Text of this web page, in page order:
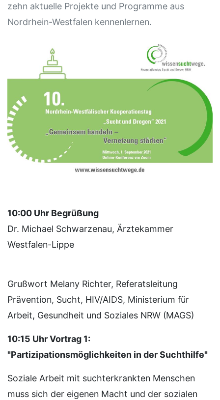
zehn aktuelle Projekte und Programme aus
Nordrhein-Westfalen kennenlernen.
10:00 Uhr Begrüßung
Dr. Michael Schwarzenau, Ärztekammer
Westfalen-Lippe
Grußwort Melany Richter, Referatsleitung
Prävention, Sucht, HIV/AIDS, Ministerium für
Arbeit, Gesundheit und Soziales NRW (MAGS)
10:15 Uhr Vortrag 1:
"Partizipationsmöglichkeiten in der Suchthilfe"
Soziale Arbeit mit suchterkrankten Menschen
muss sich der eigenen Macht und der sozialen